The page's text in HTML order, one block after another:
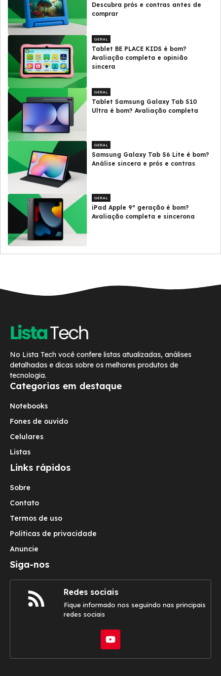
Descubra prós e contras antes de
comprar
GERAL
Tablet BE PLACE KIDS é bom?
Avaliação completa e opinião
sincera
GERAL
Tablet Samsung Galaxy Tab S10
Ultra é bom? Avaliação completa
GERAL
Samsung Galaxy Tab S6 Lite é bom?
Análise sincera e prós e contras
GERAL
iPad Apple 9ª geração é bom?
Avaliação completa e sincerona
No Lista Tech você confere listas atualizadas, análises
detalhadas e dicas sobre os melhores produtos de
tecnologia.
Categorias em destaque
Notebooks
Fones de ouvido
Celulares
Listas
Links rápidos
Sobre
Contato
Termos de uso
Politicas de privacidade
Anuncie
Siga-nos
Redes sociais
Fique informado nos seguindo nas principais
redes sociais